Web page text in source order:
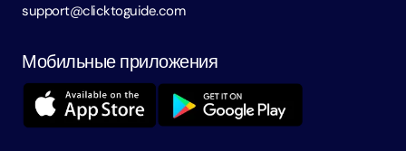
support@clicktoguide.com
Мобильные приложения